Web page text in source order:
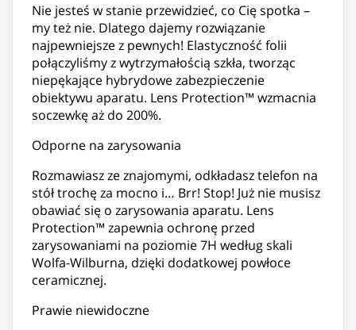
Nie jesteś w stanie przewidzieć, co Cię spotka –
my też nie. Dlatego dajemy rozwiązanie
najpewniejsze z pewnych! Elastyczność folii
połączyliśmy z wytrzymałością szkła, tworząc
niepękające hybrydowe zabezpieczenie
obiektywu aparatu. Lens Protection™ wzmacnia
soczewkę aż do 200%.
Odporne na zarysowania
Rozmawiasz ze znajomymi, odkładasz telefon na
stół trochę za mocno i… Brr! Stop! Już nie musisz
obawiać się o zarysowania aparatu. Lens
Protection™ zapewnia ochronę przed
zarysowaniami na poziomie 7H według skali
Wolfa-Wilburna, dzięki dodatkowej powłoce
ceramicznej.
Prawie niewidoczne